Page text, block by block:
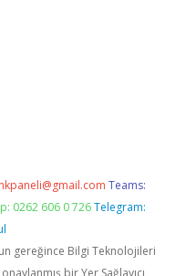
Teams:
0262 606 0 726 Telegram:
gereğince Bilgi Teknolojileri
bir Yer Sağlayıcı